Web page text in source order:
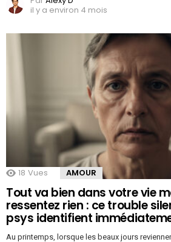
il y a environ 4 mois
18 Vues AMOUR
Tout va bien dans votre vie
ressentez rien : ce trouble
psys identifient
Au printemps, lorsque les beaux jours